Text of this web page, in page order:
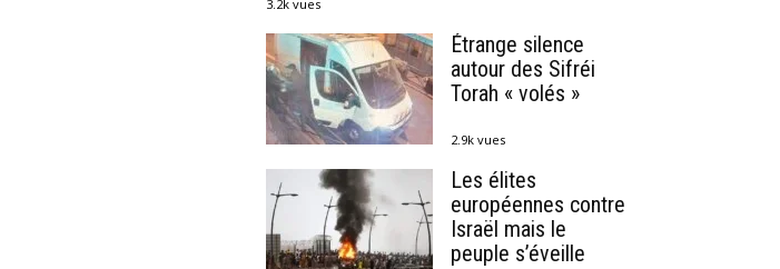
3.2k vues
Étrange silence
autour des Sifréi
Torah « volés »
2.9k vues
Les élites
européennes contre
Israël mais le
peuple s’éveille